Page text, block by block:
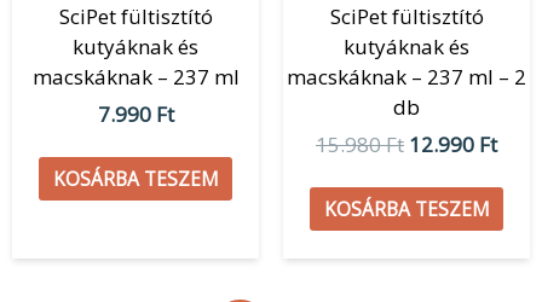
SciPet fültisztító
kutyáknak és
macskáknak – 237 ml
7.990 Ft
KOSÁRBA TESZEM
SciPet fültisztító
kutyáknak és
macskáknak – 237 ml – 2
db
15.980Ft 12.990 Ft
KOSÁRBA TESZEM